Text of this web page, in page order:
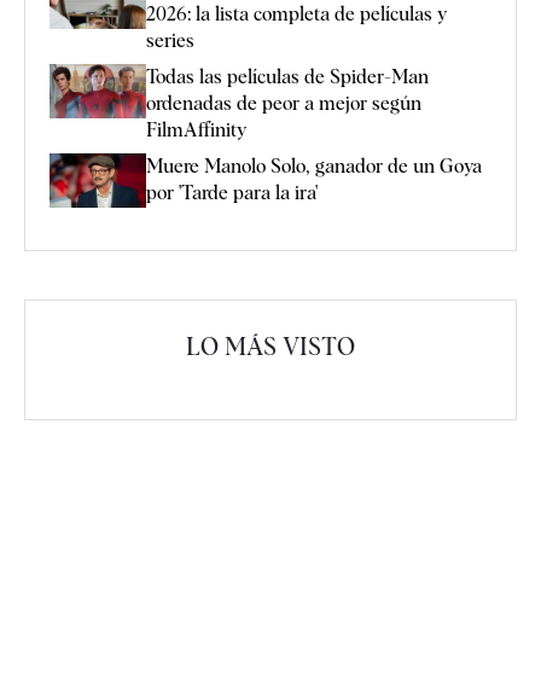
2026: la lista completa de películas y
series
Todas las películas de Spider-Man
ordenadas de peor a mejor según
FilmAffinity
Muere Manolo Solo, ganador de un Goya
por 'Tarde para la ira'
LO MÁS VISTO